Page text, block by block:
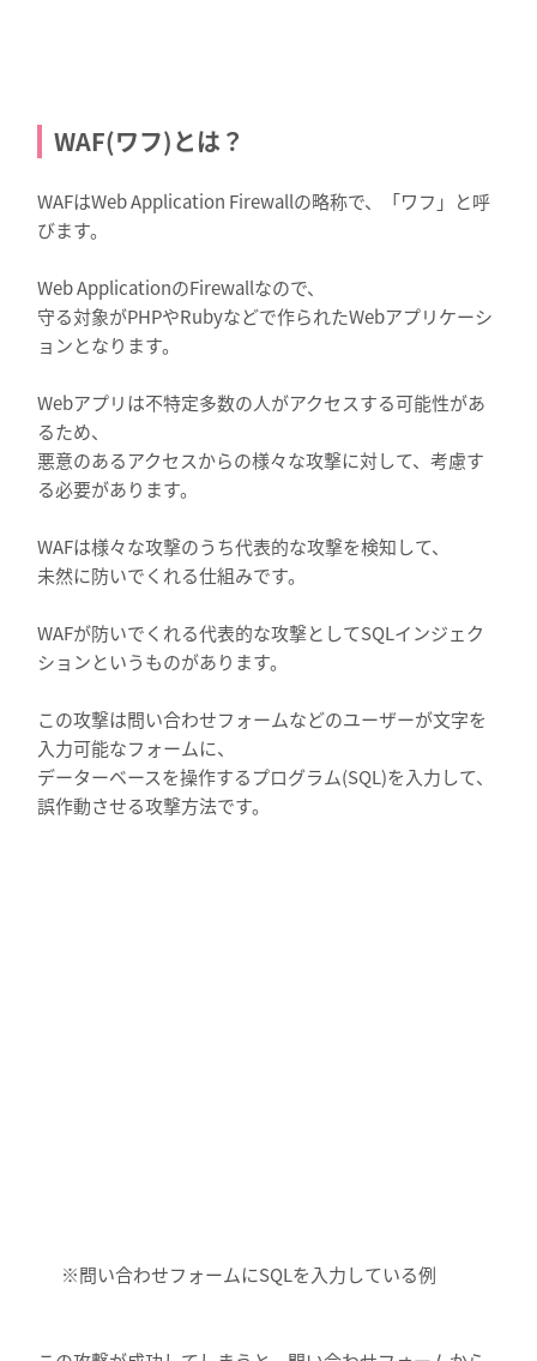
WAF(ワフ)とは？
WAFはWeb Application Firewallの略称で、「ワフ」と呼
びます。
Web ApplicationのFirewallなので、
守る対象がPHPやRubyなどで作られたWebアプリケーシ
ョンとなります。
Webアプリは不特定多数の人がアクセスする可能性があ
るため、
悪意のあるアクセスからの様々な攻撃に対して、考慮す
る必要があります。
WAFは様々な攻撃のうち代表的な攻撃を検知して、
未然に防いでくれる仕組みです。
WAFが防いでくれる代表的な攻撃としてSQLインジェク
ションというものがあります。
この攻撃は問い合わせフォームなどのユーザーが文字を
入力可能なフォームに、
データーベースを操作するプログラム(SQL)を入力して、
誤作動させる攻撃方法です。
※問い合わせフォームにSQLを入力している例